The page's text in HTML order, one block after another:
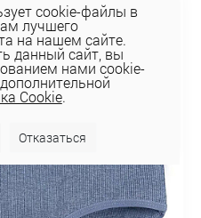
cookie-файлы в
лучшего
на нашем сайте.
данный сайт, вы
нами cookie-
Cookie.
Отказаться